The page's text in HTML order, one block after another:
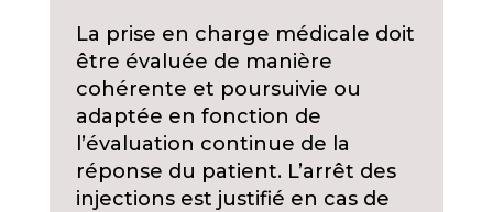
La prise en charge médicale doit
être évaluée de manière
cohérente et poursuivie ou
adaptée en fonction de
l’évaluation continue de la
réponse du patient. L’arrêt des
injections est justifié en cas de